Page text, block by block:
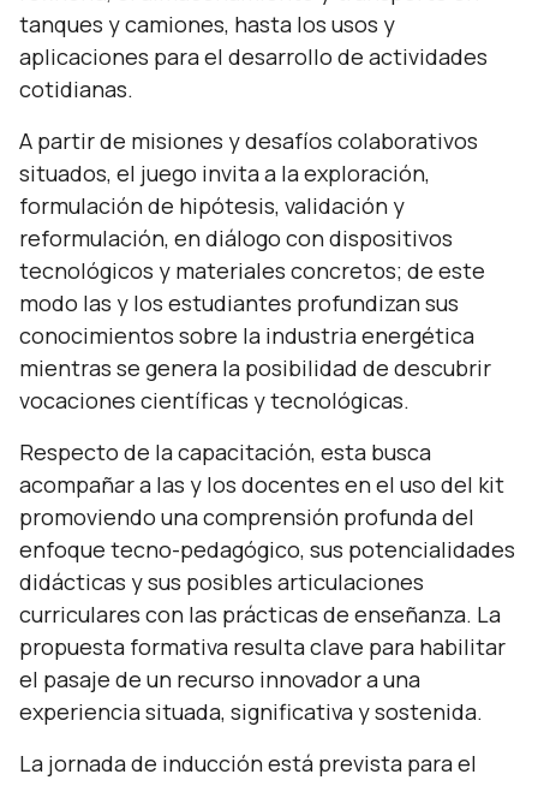
tanques y camiones, hasta los usos y
aplicaciones para el desarrollo de actividades
cotidianas.
A partir de misiones y desafíos colaborativos
situados, el juego invita a la exploración,
formulación de hipótesis, validación y
reformulación, en diálogo con dispositivos
tecnológicos y materiales concretos; de este
modo las y los estudiantes profundizan sus
conocimientos sobre la industria energética
mientras se genera la posibilidad de descubrir
vocaciones científicas y tecnológicas.
Respecto de la capacitación, esta busca
acompañar a las y los docentes en el uso del kit
promoviendo una comprensión profunda del
enfoque tecno-pedagógico, sus potencialidades
didácticas y sus posibles articulaciones
curriculares con las prácticas de enseñanza. La
propuesta formativa resulta clave para habilitar
el pasaje de un recurso innovador a una
experiencia situada, significativa y sostenida.
La jornada de inducción está prevista para el